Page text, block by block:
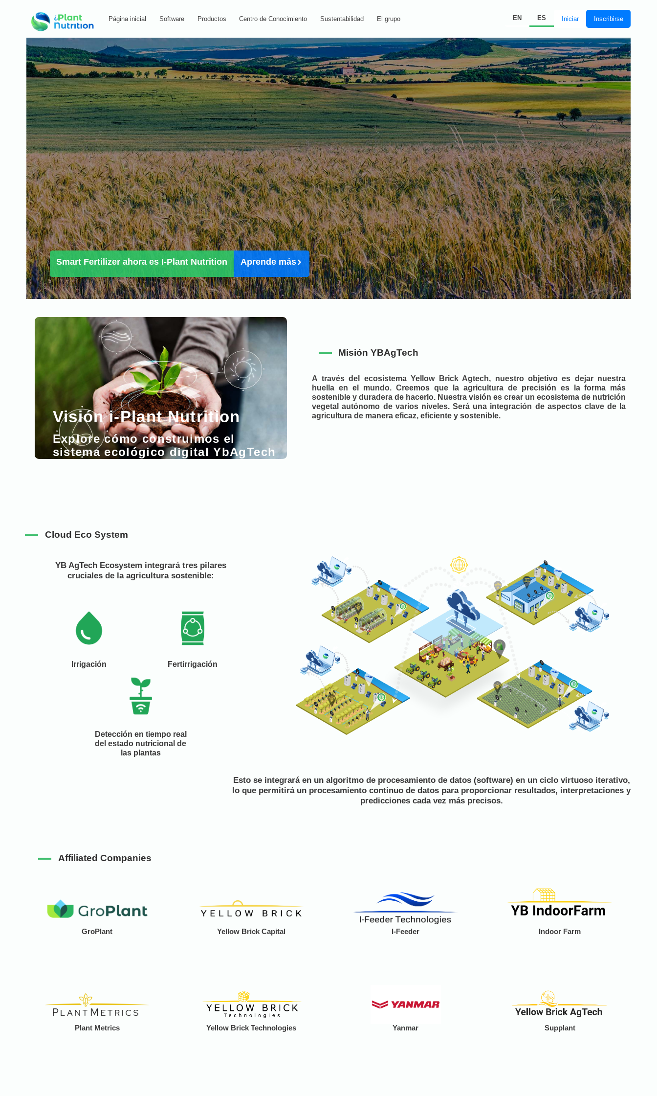
Página inicial Software Productos Centro de Conocimiento Sustentabilidad El grupo EN ES Iniciar Inscribirse
Visión i-Plant Nutrition
Explore cómo construimos el
sistema ecológico digital YbAgTech
Misión YBAgTech
A través del ecosistema Yellow Brick Agtech, nuestro objetivo es dejar nuestra
huella en el mundo. Creemos que la agricultura de precisión es la forma más
sostenible y duradera de hacerlo. Nuestra visión es crear un ecosistema de nutrición
vegetal autónomo de varios niveles. Será una integración de aspectos clave de la
agricultura de manera eficaz, eficiente y sostenible.
Cloud Eco System
YB AgTech Ecosystem integrará tres pilares
cruciales de la agricultura sostenible:
Irrigación Fertirrigación
Detección en tiempo real
del estado nutricional de
las plantas
Esto se integrará en un algoritmo de procesamiento de datos (software) en un ciclo virtuoso iterativo,
lo que permitirá un procesamiento continuo de datos para proporcionar resultados, interpretaciones y
predicciones cada vez más precisos.
Affiliated Companies
GroPlant Yellow Brick Capital I-Feeder Indoor Farm
Plant Metrics Yellow Brick Technologies Yanmar Supplant